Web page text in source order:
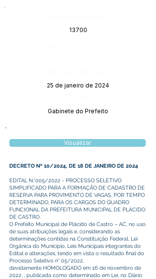
13700
25 de janeiro de 2024
Gabinete do Prefeito
Visualizar
DECRETO Nº 10/2024, DE 18 DE JANEIRO DE 2024
EDITAL N.°005/2022 - PROCESSO SELETIVO
SIMPLIFICADO PARA A FORMAÇÃO DE CADASTRO DE
RESERVA PARA PROVIMENTO DE VAGAS, POR TEMPO
DETERMINADO, PARA OS CARGOS DO QUADRO
FUNCIONAL DA PREFEITURA MUNICIPAL DE PLÁCIDO
DE CASTRO.
O Prefeito Municipal de Plácido de Castro – AC, no uso
de suas atribuições legais e, considerando as
determinações contidas na Constituição Federal, Lei
Orgânica do Município, Leis Municipais integrantes do
Edital e alterações, tendo em vista o resultado final do
Processo Seletivo n° 05/2022,
devidamente HOMOLOGADO em 16 de novembro de
2022, , publicada como determinado em Lei, no Diário